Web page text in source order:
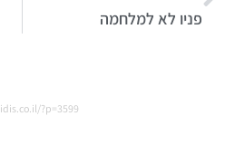
פניו לא למלחמה
?p=3599